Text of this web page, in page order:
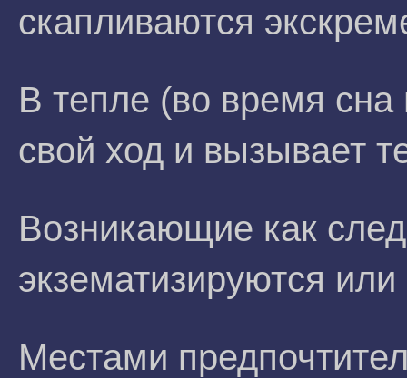
скапливаются
В тепле (во время сна
свой ход и вызывает
Возникающие как
экзематизируются
Местами